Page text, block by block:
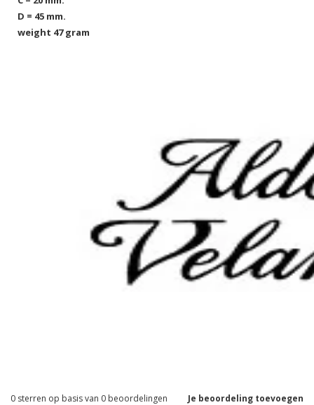
D = 45 mm.
weight 47 gram
Je beoordeling toevoegen
0 sterren op basis van 0 beoordelingen